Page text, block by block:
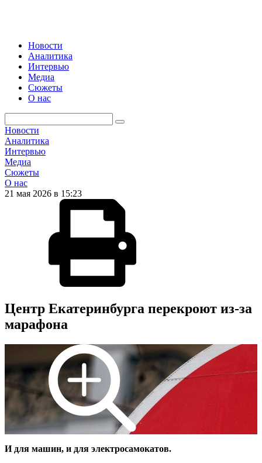
Новости
Аналитика
Интервью
Медиа
Сюжеты
О нас
Новости
Аналитика
Интервью
Медиа
Сюжеты
О нас
21 мая 2026 в 15:23
Центр Екатеринбурга перекроют из-за
марафона
И для машин, и для электросамокатов.